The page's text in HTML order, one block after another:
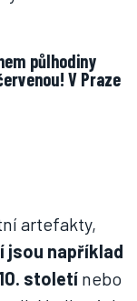
V Praze
artefakty,
jsou například
století nebo